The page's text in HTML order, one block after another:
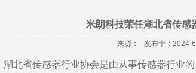
米朗科技荣任湖北省传感
来源： 发布于：2024-
湖北省传感器行业协会是由从事传感器行业